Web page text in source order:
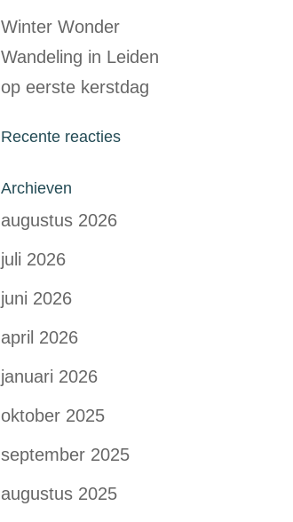
Winter Wonder
Wandeling in Leiden
op eerste kerstdag
Recente reacties
Archieven
augustus 2026
juli 2026
juni 2026
april 2026
januari 2026
oktober 2025
september 2025
augustus 2025